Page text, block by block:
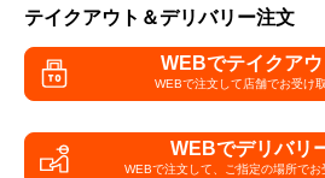
テイクアウト＆デリバリー注文
WEBでテイクア
WEBで注文して店舗でお受け
WEBでデリバリ
WEBで注文して、 ご指定の場所で